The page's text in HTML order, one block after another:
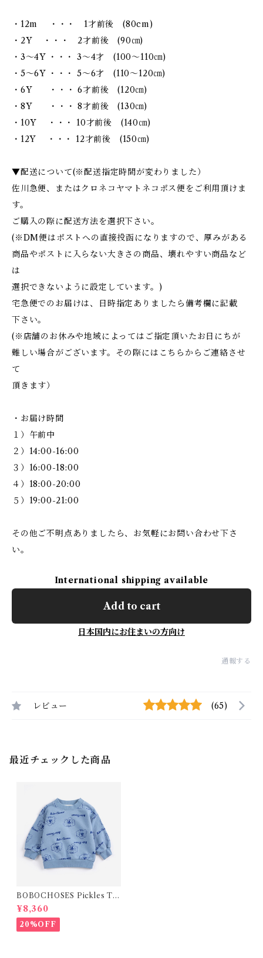
・12m ・・・ 1才前後 (80cm)
・2Y ・・・ 2才前後 (90㎝)
・3～4Y ・・・ 3～4才 (100～110㎝)
・5～6Y ・・・ 5～6才 (110～120㎝)
・6Y ・・・ 6才前後 (120㎝)
・8Y ・・・ 8才前後 (130㎝)
・10Y ・・・ 10才前後 (140㎝)
・12Y ・・・ 12才前後 (150㎝)
▼配送について(※配送指定時間が変わりました）
佐川急便、またはクロネコヤマトネコポス便をご利用頂けま
す。
ご購入の際に配送方法を選択下さい。
(※DM便はポストへの直接投函になりますので、厚みがある
商品やポストに入らない大きさの商品、壊れやすい商品など
は
選択できないように設定しています。)
宅急便でのお届けは、日時指定ありましたら備考欄に記載
下さい。
(※店舗のお休みや地域によってはご指定頂いたお日にちが
難しい場合がございます。その際にはこちらからご連絡させ
て
頂きます）
・お届け時間
１）午前中
２）14:00-16:00
３）16:00-18:00
４）18:00-20:00
５）19:00-21:00
その他ご不明点ありましたら、お気軽にお問い合わせ下さ
い。
International shipping available
Add to cart
日本国内にお住まいの方向け
通報する
レビュー (65)
最近チェックした商品
BOBOCHOSES Pickles Th
e Dog all over sweatshirt /
24m(92)
¥8,360
20%OFF